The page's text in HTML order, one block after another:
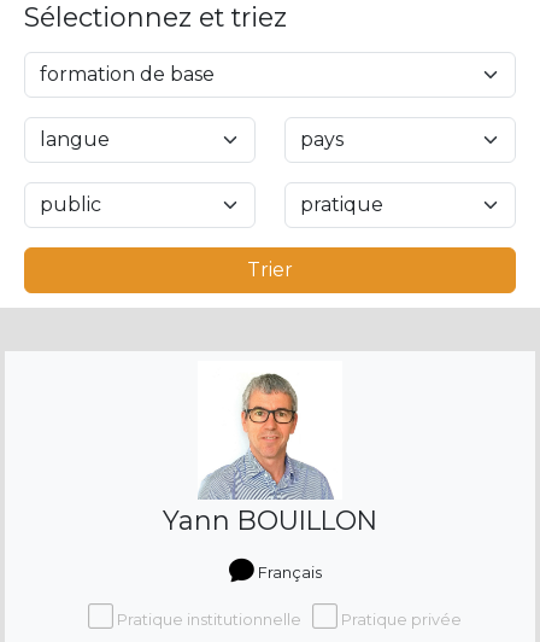
Sélectionnez et triez
Trier
Yann BOUILLON
Français
Pratique institutionnelle Pratique privée